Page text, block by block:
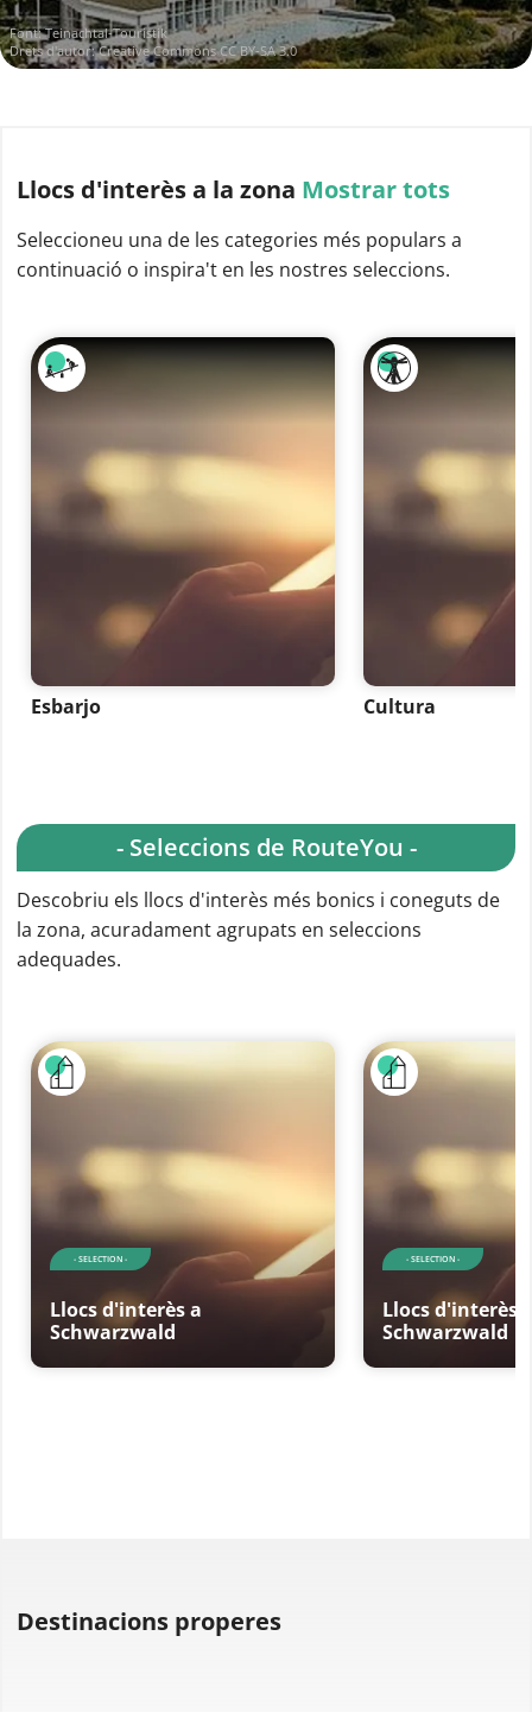
Font:Teinachtal-Touristik
Drets d'autor:Creative Commons CC BY-SA 3.0
Llocs d'interèsa la zona Mostrar tots
Seleccioneu una de les categories més populars a
continuació o inspira't en les nostres seleccions.
Esbarjo Cultura
- Seleccions de RouteYou -
Descobriu els llocs d'interès més bonics i coneguts de
la zona, acuradament agrupats en seleccions
adequades.
- SELECTION -
Llocs d'interès a
Schwarzwald
- SELECTION -
Llocs d'interès
Schwarzwald
Destinacions properes